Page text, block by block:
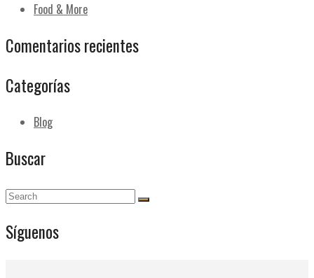
Food & More
Comentarios recientes
Categorías
Blog
Buscar
Síguenos